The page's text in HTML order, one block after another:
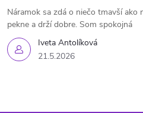
Iveta Antolíková
21.5.2026
Náramok sa zdá o niečo tmavší ako
pekne a drží dobre. Som spokojná